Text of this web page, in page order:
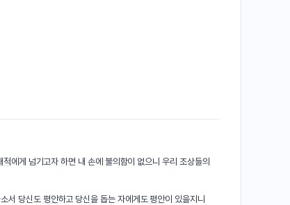
적에게 넘기고자 하면 내 손에 불의함이 없으니 우리 조상들의
서 당신도 평안하고 당신을 돕는 자에게도평안이 있을지니